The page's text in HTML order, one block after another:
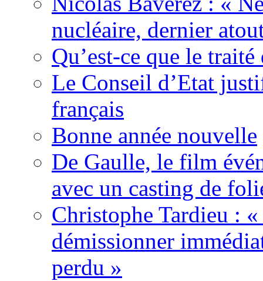
nucléaire, dernier
Qu’est-ce que le traité
Le Conseil d’Etat
français
Bonne année nouvelle
De Gaulle, le film
avec un casting de
Christophe Tardieu : «
démissionner
perdu »